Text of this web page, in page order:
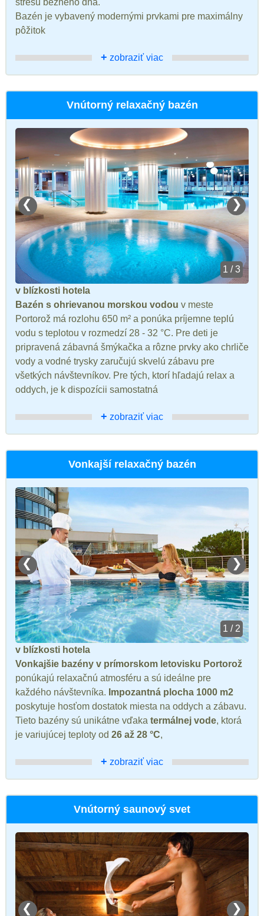
stresu bežného dňa.
Bazén je vybavený modernými prvkami pre maximálny
pôžitok
+ zobraziť viac
Vnútorný relaxačný bazén
❮ ❯
1 / 3
v blízkosti hotela
Bazén s ohrievanou morskou vodou v meste
Portorož má rozlohu 650 m² a ponúka príjemne teplú
vodu s teplotou v rozmedzí 28 - 32 °C. Pre deti je
pripravená zábavná šmýkačka a rôzne prvky ako chrliče
vody a vodné trysky zaručujú skvelú zábavu pre
všetkých návštevníkov. Pre tých, ktorí hľadajú relax a
oddych, je k dispozícii samostatná
+ zobraziť viac
Vonkajší relaxačný bazén
❮ ❯
1 / 2
v blízkosti hotela
Vonkajšie bazény v prímorskom letovisku Portorož
ponúkajú relaxačnú atmosféru a sú ideálne pre
každého návštevníka. Impozantná plocha 1000 m2
poskytuje hosťom dostatok miesta na oddych a zábavu.
Tieto bazény sú unikátne vďaka termálnej vode, ktorá
je variujúcej teploty od 26 až 28 °C,
+ zobraziť viac
Vnútorný saunový svet
❮ ❯